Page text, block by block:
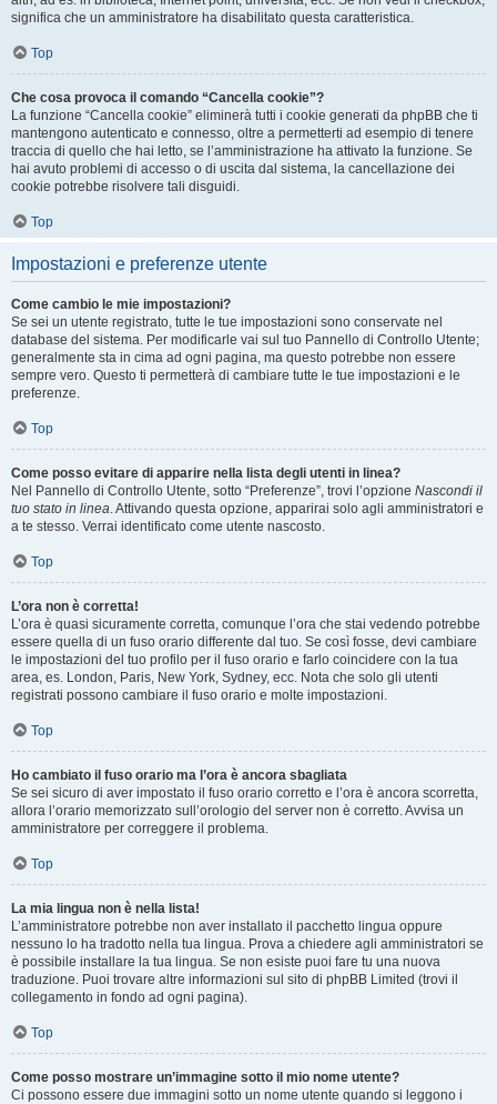
significa che un amministratore ha disabilitato questa caratteristica.
Top
Che cosa provoca il comando “Cancella cookie”?
La funzione “Cancella cookie” eliminerà tutti i cookie generati da phpBB che ti
mantengono autenticato e connesso, oltre a permetterti ad esempio di tenere
traccia di quello che hai letto, se l’amministrazione ha attivato la funzione. Se
hai avuto problemi di accesso o di uscita dal sistema, la cancellazione dei
cookie potrebbe risolvere tali disguidi.
Top
Impostazioni e preferenze utente
Come cambio le mie impostazioni?
Se sei un utente registrato, tutte le tue impostazioni sono conservate nel
database del sistema. Per modificarle vai sul tuo Pannello di Controllo Utente;
generalmente sta in cima ad ogni pagina, ma questo potrebbe non essere
sempre vero. Questo ti permetterà di cambiare tutte le tue impostazioni e le
preferenze.
Top
Come posso evitare di apparire nella lista degli utenti in linea?
Nel Pannello di Controllo Utente, sotto “Preferenze”, trovi l’opzione Nascondi il
tuo stato in linea. Attivando questa opzione, apparirai solo agli amministratori e
a te stesso. Verrai identificato come utente nascosto.
Top
L’ora non è corretta!
L’ora è quasi sicuramente corretta, comunque l’ora che stai vedendo potrebbe
essere quella di un fuso orario differente dal tuo. Se così fosse, devi cambiare
le impostazioni del tuo profilo per il fuso orario e farlo coincidere con la tua
area, es. London, Paris, New York, Sydney, ecc. Nota che solo gli utenti
registrati possono cambiare il fuso orario e molte impostazioni.
Top
Ho cambiato il fuso orario ma l’ora è ancora sbagliata
Se sei sicuro di aver impostato il fuso orario corretto e l’ora è ancora scorretta,
allora l’orario memorizzato sull’orologio del server non è corretto. Avvisa un
amministratore per correggere il problema.
Top
La mia lingua non è nella lista!
L’amministratore potrebbe non aver installato il pacchetto lingua oppure
nessuno lo ha tradotto nella tua lingua. Prova a chiedere agli amministratori se
è possibile installare la tua lingua. Se non esiste puoi fare tu una nuova
traduzione. Puoi trovare altre informazioni sul sito di phpBB Limited (trovi il
collegamento in fondo ad ogni pagina).
Top
Come posso mostrare un’immagine sotto il mio nome utente?
Ci possono essere due immagini sotto un nome utente quando si leggono i